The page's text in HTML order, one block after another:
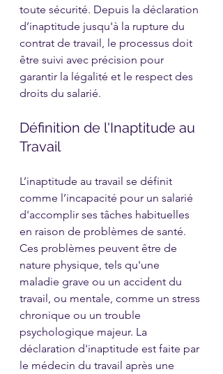
toute sécurité. Depuis la déclaration
d’inaptitude jusqu'à la rupture du
contrat de travail, le processus doit
être suivi avec précision pour
garantir la légalité et le respect des
droits du salarié.
Définition de l'Inaptitude au
Travail
L’inaptitude au travail se définit
comme l’incapacité pour un salarié
d'accomplir ses tâches habituelles
en raison de problèmes de santé.
Ces problèmes peuvent être de
nature physique, tels qu'une
maladie grave ou un accident du
travail, ou mentale, comme un stress
chronique ou un trouble
psychologique majeur. La
déclaration d'inaptitude est faite par
le médecin du travail après une